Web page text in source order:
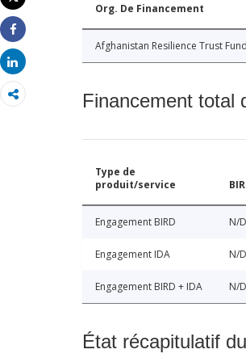
Imprimer
Share
Share
Org. De Financement
Afghanistan Resilience Trust Fund
Financement total
Type de
produit/service
Engagement BIRD N/D
Engagement IDA N/D
Engagement BIRD + IDA N/D
État récapitulatif